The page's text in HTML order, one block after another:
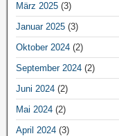
März 2025 (3)
Januar 2025 (3)
Oktober 2024 (2)
September 2024 (2)
Juni 2024 (2)
Mai 2024 (2)
April 2024 (3)